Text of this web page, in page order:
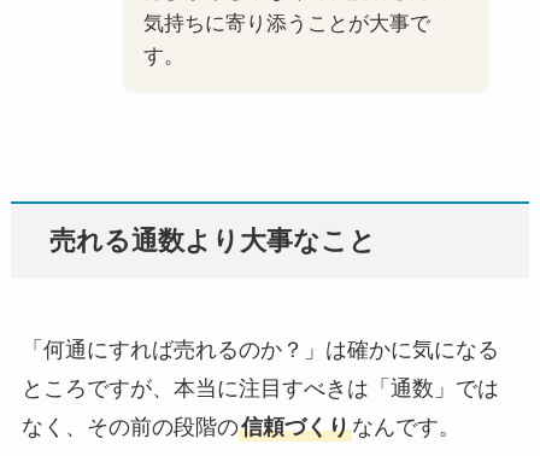
気持ちに寄り添うことが大事で
す。
売れる通数より大事なこと
「何通にすれば売れるのか？」は確かに気になる
ところですが、本当に注目すべきは「通数」では
なく、その前の段階の信頼づくりなんです。